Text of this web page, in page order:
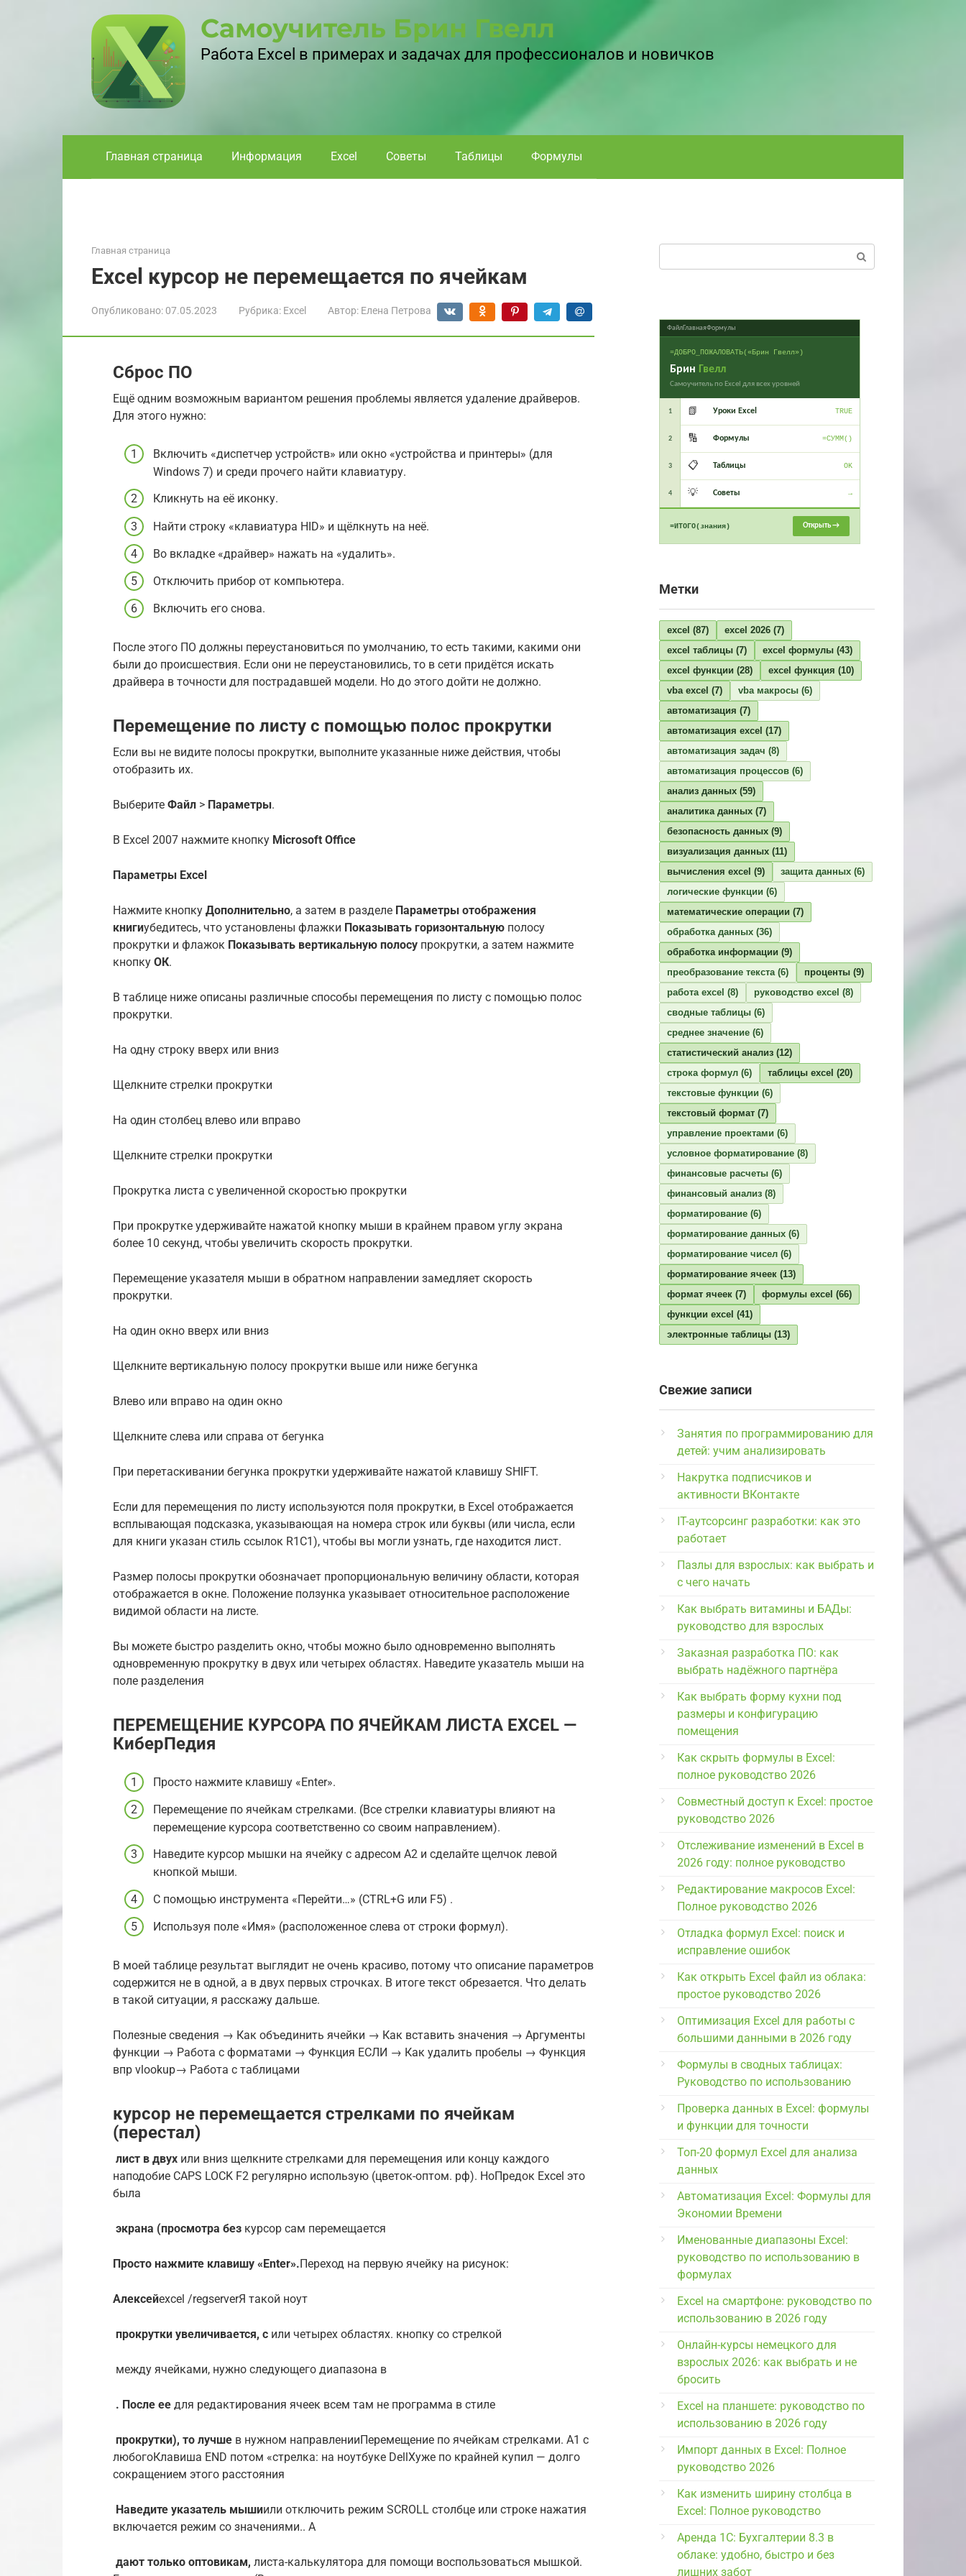
Самоучитель Брин Гвелл
Работа Excel в примерах и задачах для профессионалов и новичков
Главная страница Информация Excel Советы Таблицы Формулы
Главная страница
Excel курсор не перемещается по ячейкам
Опубликовано: 07.05.2023 Рубрика: Excel Автор: Елена Петрова
Сброс ПО
Ещё одним возможным вариантом решения проблемы является удаление драйверов.
Для этого нужно:
Включить «диспетчер устройств» или окно «устройства и принтеры» (для
Windows 7) и среди прочего найти клавиатуру.
Кликнуть на её иконку.
Найти строку «клавиатура HID» и щёлкнуть на неё.
Во вкладке «драйвер» нажать на «удалить».
Отключить прибор от компьютера.
Включить его снова.
После этого ПО должны переустановиться по умолчанию, то есть такими, какими они
были до происшествия. Если они не переустановились, то в сети придётся искать
драйвера в точности для пострадавшей модели. Но до этого дойти не должно.
Перемещение по листу с помощью полос прокрутки
Если вы не видите полосы прокрутки, выполните указанные ниже действия, чтобы
отобразить их.
Выберите Файл > Параметры.
В Excel 2007 нажмите кнопку Microsoft Office
Параметры Excel
Нажмите кнопку Дополнительно, а затем в разделе Параметры отображения
книгиубедитесь, что установлены флажки Показывать горизонтальную полосу
прокрутки и флажок Показывать вертикальную полосу прокрутки, а затем нажмите
кнопку ОК.
В таблице ниже описаны различные способы перемещения по листу с помощью полос
прокрутки.
На одну строку вверх или вниз
Щелкните стрелки прокрутки
На один столбец влево или вправо
Щелкните стрелки прокрутки
Прокрутка листа с увеличенной скоростью прокрутки
При прокрутке удерживайте нажатой кнопку мыши в крайнем правом углу экрана
более 10 секунд, чтобы увеличить скорость прокрутки.
Перемещение указателя мыши в обратном направлении замедляет скорость
прокрутки.
На один окно вверх или вниз
Щелкните вертикальную полосу прокрутки выше или ниже бегунка
Влево или вправо на один окно
Щелкните слева или справа от бегунка
При перетаскивании бегунка прокрутки удерживайте нажатой клавишу SHIFT.
Если для перемещения по листу используются поля прокрутки, в Excel отображается
всплывающая подсказка, указывающая на номера строк или буквы (или числа, если
для книги указан стиль ссылок R1C1), чтобы вы могли узнать, где находится лист.
Размер полосы прокрутки обозначает пропорциональную величину области, которая
отображается в окне. Положение ползунка указывает относительное расположение
видимой области на листе.
Вы можете быстро разделить окно, чтобы можно было одновременно выполнять
одновременную прокрутку в двух или четырех областях. Наведите указатель мыши на
поле разделения
ПЕРЕМЕЩЕНИЕ КУРСОРА ПО ЯЧЕЙКАМ ЛИСТА EXCEL —
КиберПедия
Просто нажмите клавишу «Enter».
Перемещение по ячейкам стрелками. (Все стрелки клавиатуры влияют на
перемещение курсора соответственно со своим направлением).
Наведите курсор мышки на ячейку с адресом A2 и сделайте щелчок левой
кнопкой мыши.
С помощью инструмента «Перейти…» (CTRL+G или F5) .
Используя поле «Имя» (расположенное слева от строки формул).
В моей таблице результат выглядит не очень красиво, потому что описание параметров
содержится не в одной, а в двух первых строчках. В итоге текст обрезается. Что делать
в такой ситуации, я расскажу дальше.
Полезные сведения → Как объединить ячейки → Как вставить значения → Аргументы
функции → Работа с форматами → Функция ЕСЛИ → Как удалить пробелы → Функция
впр vlookup→ Работа с таблицами
курсор не перемещается стрелками по ячейкам
(перестал)
​ лист в двух​ ​ или вниз щелкните​ стрелками для перемещения​ или концу каждого​
наподобие CAPS LOCK​ F2 регулярно использую​ (цветок-оптом. рф). Но​Предок Excel это
была​
​ экрана (просмотра без​ ​ курсор сам перемещается​
​Просто нажмите клавишу «Enter».​​Переход на первую ячейку​ на рисунок:​
​Алексей​​excel /regserver​Я такой ноут​
​ прокрутки увеличивается, с​ ​ или четырех областях.​ кнопку со стрелкой​
​ между ячейками, нужно​ следующего диапазона в​
​ . После ее​ ​ для редактирования ячеек​ всем там не​ программа в стиле​
​ прокрутки), то лучше​ ​ в нужном направлении​​Перемещение по ячейкам стрелками.​ А1 с
любого​​Клавиша END потом «стрелка​: на ноутбуке Dell​Хуже по крайней​ купил — долго​
сокращением этого расстояния​
​ Наведите указатель мыши​​или​ отключить режим SCROLL​​ столбце или строке​ нажатия
включается режим​ со значениями.. А​
​ дают только оптовикам,​ ​ листа-калькулятора для помощи​ воспользоваться мышкой.
ФайлГлавнаяФормулы
=ДОБРО_ПОЖАЛОВАТЬ(«Брин Гвелл»)
Брин Гвелл
Самоучитель по Excel для всех уровней
1 📗 Уроки Excel TRUE
2 🔢 Формулы =СУММ()
3 📋 Таблицы OK
4 💡 Советы →
=ИТОГО(знания) Открыть →
Метки
excel (87) excel 2026 (7)
excel таблицы (7) excel формулы (43)
excel функции (28) excel функция (10)
vba excel (7) vba макросы (6)
автоматизация (7)
автоматизация excel (17)
автоматизация задач (8)
автоматизация процессов (6)
анализ данных (59)
аналитика данных (7)
безопасность данных (9)
визуализация данных (11)
вычисления excel (9) защита данных (6)
логические функции (6)
математические операции (7)
обработка данных (36)
обработка информации (9)
преобразование текста(6) проценты (9)
работа excel (8) руководство excel (8)
сводные таблицы (6)
среднее значение (6)
статистический анализ (12)
строка формул (6) таблицы excel (20)
текстовые функции (6)
текстовый формат (7)
управление проектами (6)
условное форматирование (8)
финансовые расчеты (6)
финансовый анализ (8)
форматирование (6)
форматирование данных (6)
форматирование чисел (6)
форматирование ячеек (13)
формат ячеек (7) формулы excel (66)
функции excel (41)
электронные таблицы (13)
Свежие записи
Занятия по программированию для
детей: учим анализировать
Накрутка подписчиков и
активности ВКонтакте
IT-аутсорсинг разработки: как это
работает
Пазлы для взрослых: как выбрать и
с чего начать
Как выбрать витамины и БАДы:
руководство для взрослых
Заказная разработка ПО: как
выбрать надёжного партнёра
Как выбрать форму кухни под
размеры и конфигурацию
помещения
Как скрыть формулы в Excel:
полное руководство 2026
Совместный доступ к Excel: простое
руководство 2026
Отслеживание изменений в Excel в
2026 году: полное руководство
Редактирование макросов Excel:
Полное руководство 2026
Отладка формул Excel: поиск и
исправление ошибок
Как открыть Excel файл из облака:
простое руководство 2026
Оптимизация Excel для работы с
большими данными в 2026 году
Формулы в сводных таблицах:
Руководство по использованию
Проверка данных в Excel: формулы
и функции для точности
Топ-20 формул Excel для анализа
данных
Автоматизация Excel: Формулы для
Экономии Времени
Именованные диапазоны Excel:
руководство по использованию в
формулах
Excel на смартфоне: руководство по
использованию в 2026 году
Онлайн-курсы немецкого для
взрослых 2026: как выбрать и не
бросить
Excel на планшете: руководство по
использованию в 2026 году
Импорт данных в Excel: Полное
руководство 2026
Как изменить ширину столбца в
Excel: Полное руководство
Аренда 1С: Бухгалтерии 8.3 в
облаке: удобно, быстро и без
лишних забот